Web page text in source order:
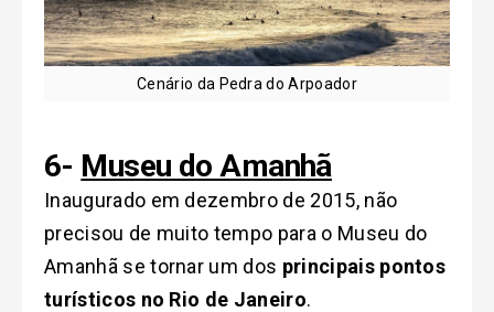
Cenário da Pedra do Arpoador
6- Museu do Amanhã
Inaugurado em dezembro de 2015, não
precisou de muito tempo para o Museu do
Amanhã se tornar um dos principais pontos
turísticos no Rio de Janeiro.